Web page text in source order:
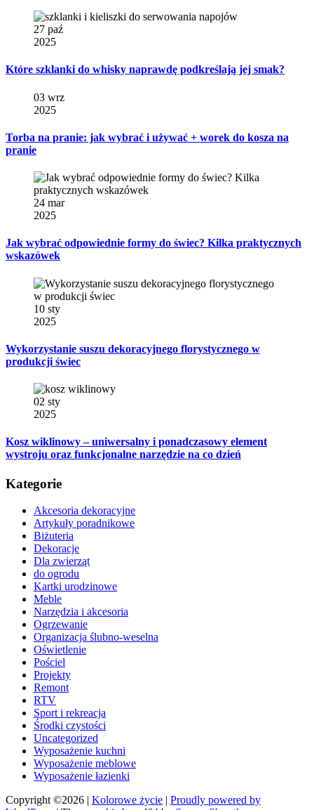
27 paź
2025
Które szklanki do whisky naprawdę podkreślają jej smak?
03 wrz
2025
Torba na pranie: jak wybrać i używać + worek do kosza na
pranie
24 mar
2025
Jak wybrać odpowiednie formy do świec? Kilka praktycznych
wskazówek
10 sty
2025
Wykorzystanie suszu dekoracyjnego florystycznego w
produkcji świec
02 sty
2025
Kosz wiklinowy – uniwersalny i ponadczasowy element
wystroju oraz funkcjonalne narzędzie na co dzień
Kategorie
Akcesoria dekoracyjne
Artykuły poradnikowe
Biżuteria
Dekoracje
Dla zwierząt
do ogrodu
Kartki urodzinowe
Meble
Narzędzia i akcesoria
Ogrzewanie
Organizacja ślubno-weselna
Oświetlenie
Pościel
Projekty
Remont
RTV
Sport i rekreacja
Środki czystości
Uncategorized
Wyposażenie kuchni
Wyposażenie meblowe
Wyposażenie łazienki
Copyright ©2026 | Kolorowe życie | Proudly powered by